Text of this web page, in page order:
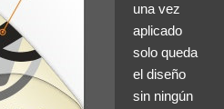
una vez
aplicado
solo queda
el diseño
sin ningún